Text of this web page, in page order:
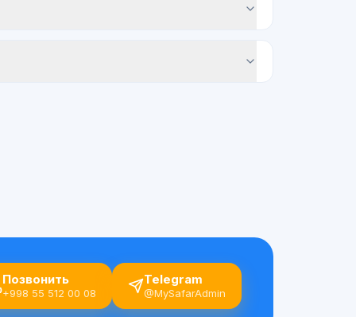
Позвонить
+998 55 512 00 08
Telegram
@MySafarAdmin